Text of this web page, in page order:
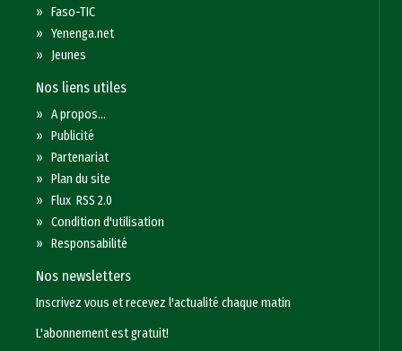
»Faso-TIC
»Yenenga.net
» Jeunes
Nos liens utiles
»A propos...
»Publicité
»Partenariat
»Plan du site
»Flux RSS 2.0
»Condition d'utilisation
»Responsabilité
Nos newsletters
Inscrivez vous et recevez l'actualité chaque matin
L'abonnement est gratuit!